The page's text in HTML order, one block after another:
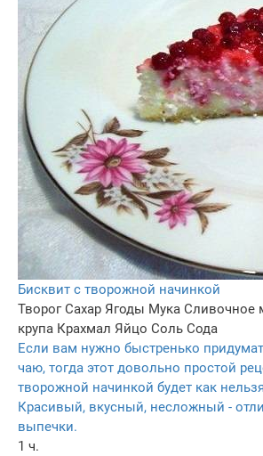
Бисквит с творожной начинкой
Творог Сахар Ягоды Мука Сливочное
крупа Крахмал Яйцо Соль Сода
Если вам нужно быстренько
чаю, тогда этот довольно простой
творожной начинкой будет как
Красивый, вкусный, несложный -
выпечки.
1 ч.